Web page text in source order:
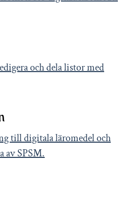
och dela listor med
till digitala läromedel och
av SPSM.